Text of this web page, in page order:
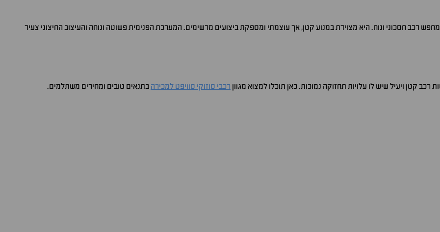
רכב חסכוני ונוח. היא מצוידת במנוע קטן, אך עוצמתי ומספקת ביצועים מרשימים. המערכת הפנימית פשוטה ונוחה והעיצוב החיצוני צעיר
קטן ויעיל שיש לו עלויות תחזוקה נמוכות. כאן תוכלו למצוא מגוון רכבי סוזוקי סוויפט למכירה בתנאים טובים ומחירים משתלמים.